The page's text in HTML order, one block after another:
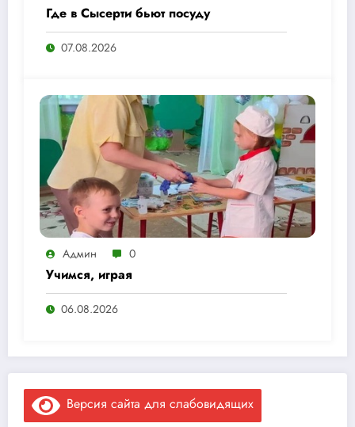
Где в Сысерти бьют посуду
07.08.2026
Админ 0
Учимся, играя
06.08.2026
Версия сайта для слабовидящих